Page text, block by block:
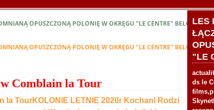
OPUSZCZONĄ POLONIĘ W OKRĘGU "LE CENTRE" BELGIA
OPUSZCZONĄ POLONIĘ W OKRĘGU "LE CENTRE" BELGIA
Comblain la Tour
KOLONIE LETNIE 2020r Kochani Rodzi
LES
"LE
ds le